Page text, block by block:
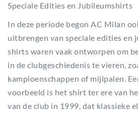
Speciale Edities en Jubileumshirts
In deze periode begon AC Milan
uitbrengen van speciale edities en
shirts waren vaak ontworpen om
in de clubgeschiedenis te vieren,
kampioenschappen of mijlpalen.
voorbeeld is het shirt ter ere van
van de club in 1999, dat klassieke